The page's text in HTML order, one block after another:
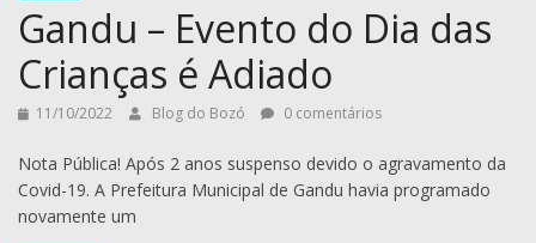
Gandu – Evento do Dia das
Crianças é Adiado
11/10/2022 Blog do Bozó 0 comentários
Nota Pública! Após 2 anos suspenso devido o agravamento da
Covid-19. A Prefeitura Municipal de Gandu havia programado
novamente um